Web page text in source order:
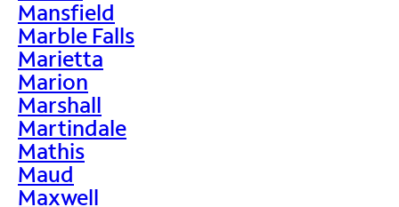
Mansfield
Marble Falls
Marietta
Marion
Marshall
Martindale
Mathis
Maud
Maxwell